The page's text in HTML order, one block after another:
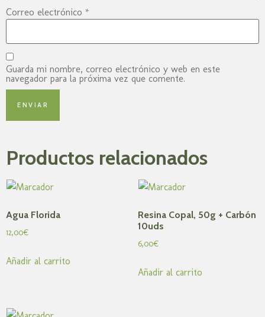
Correo electrónico *
Guarda mi nombre, correo electrónico y web en este
navegador para la próxima vez que comente.
Productos relacionados
Agua Florida
12,00€
Añadir al carrito
Resina Copal, 50g + Carbón
10uds
6,00€
Añadir al carrito